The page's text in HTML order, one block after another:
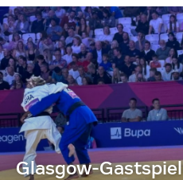
Glasgow-Gastspiel